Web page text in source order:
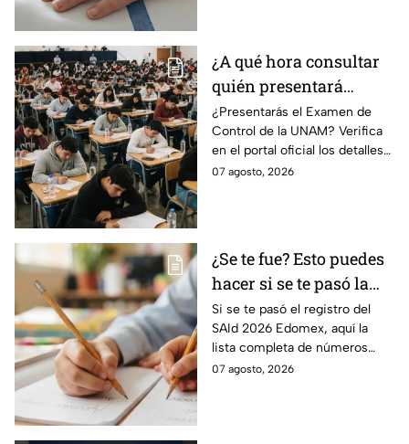
¿A qué hora consultar
quién presentará
examen de control?
¿Presentarás el Examen de
Control de la UNAM? Verifica
en el portal oficial los detalles
de tu cita y los puntajes
07 agosto, 2026
¿Se te fue? Esto puedes
hacer si se te pasó la
fecha de preinscripción
SAID Edomex 2026
Si se te pasó el registro del
SAId 2026 Edomex, aquí la
lista completa de números
telefónicos y correos de
07 agosto, 2026